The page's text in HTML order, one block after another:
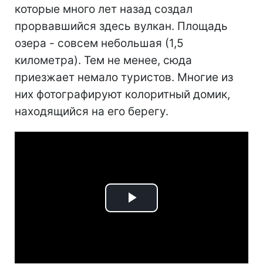
которые много лет назад создал
прорвавшийся здесь вулкан. Площадь
озера - совсем небольшая (1,5
километра). Тем не менее, сюда
приезжает немало туристов. Многие из
них фотографируют колоритный домик,
находящийся на его берегу.
Play